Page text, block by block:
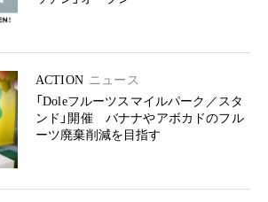
ACTION ニュース
「Doleフルーツスマイルパーク／スタ
ンド」開催 バナナやアボカドのフル
ーツ廃棄削減を目指す